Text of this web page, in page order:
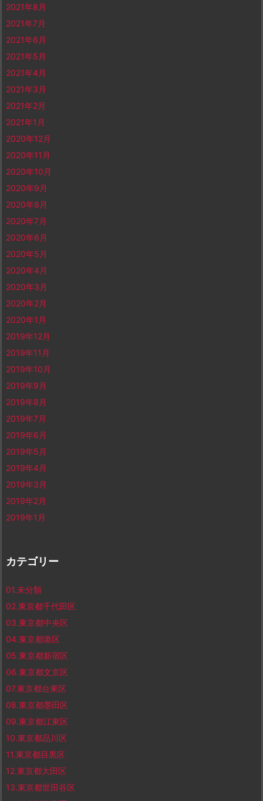
2021年8月
2021年7月
2021年6月
2021年5月
2021年4月
2021年3月
2021年2月
2021年1月
2020年12月
2020年11月
2020年10月
2020年9月
2020年8月
2020年7月
2020年6月
2020年5月
2020年4月
2020年3月
2020年2月
2020年1月
2019年12月
2019年11月
2019年10月
2019年9月
2019年8月
2019年7月
2019年6月
2019年5月
2019年4月
2019年3月
2019年2月
2019年1月
カテゴリー
01.未分類
02.東京都千代田区
03.東京都中央区
04.東京都港区
05.東京都新宿区
06.東京都文京区
07.東京都台東区
08.東京都墨田区
09.東京都江東区
10.東京都品川区
11.東京都目黒区
12.東京都大田区
13.東京都世田谷区